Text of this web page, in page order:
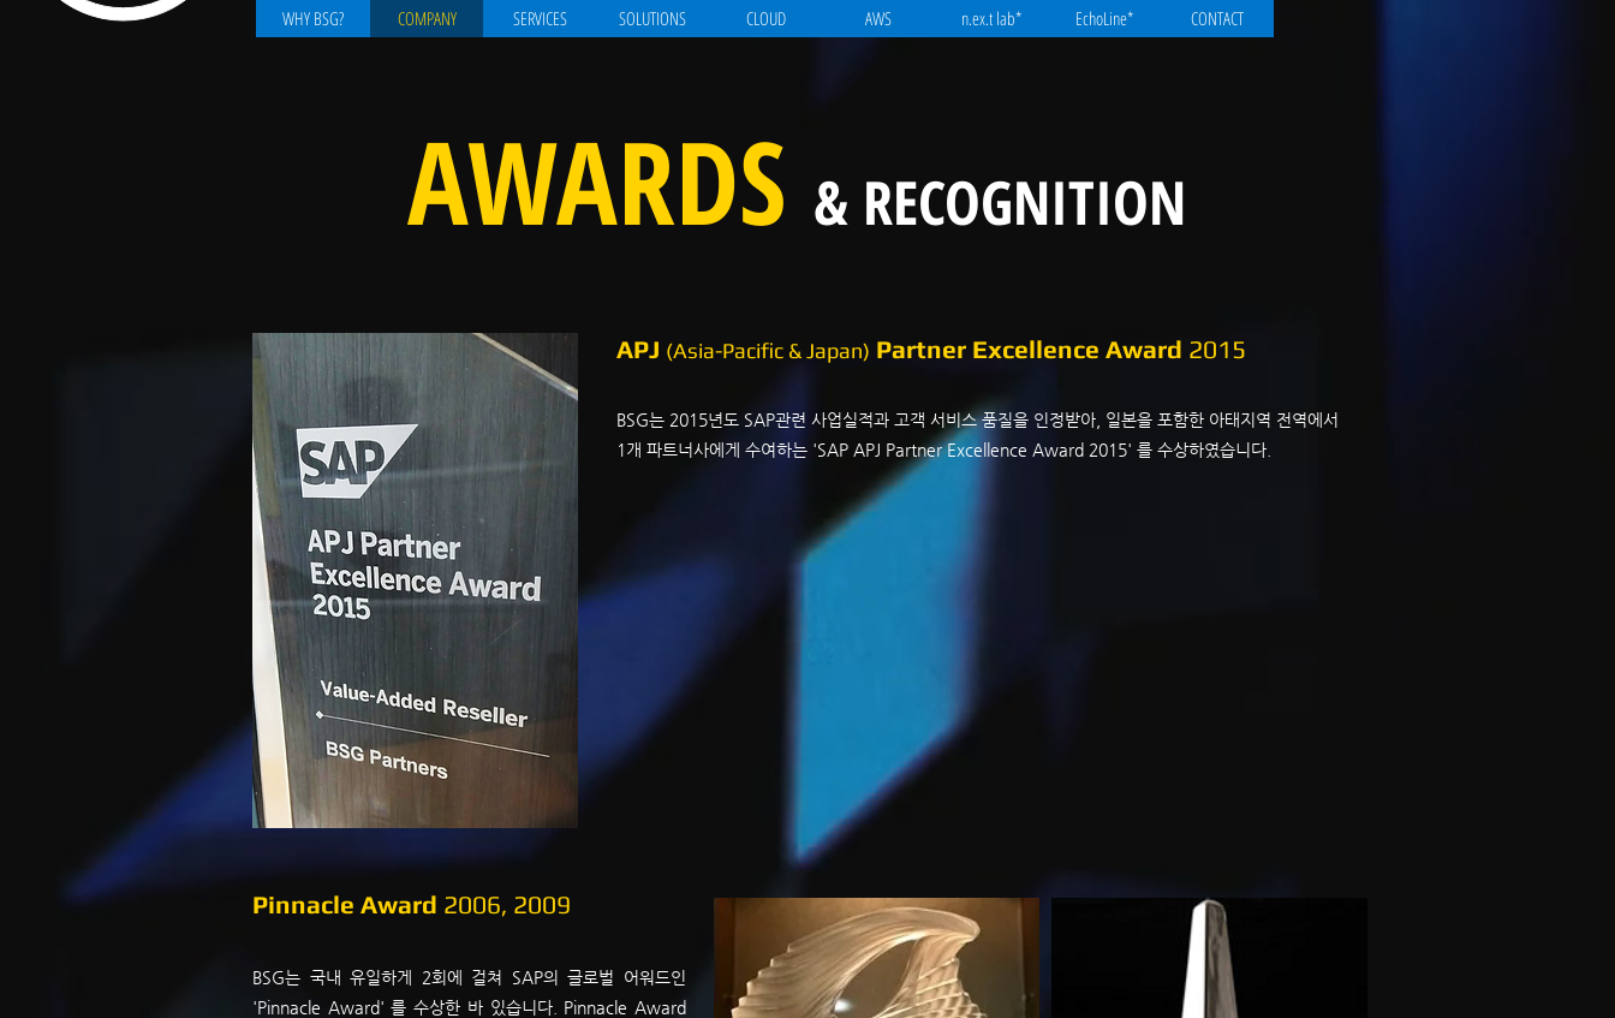
WHY BSG? COMPANY SERVICES SOLUTIONS CLOUD AWS n.ex.t lab* EchoLine* CONTACT
AWARDS & RECOGNITION
APJ (Asia-Pacific & Japan) Partner Excellence Award 2015
BSG는 2015년도 SAP관련 사업실적과 고객 서비스 품질을 인정받아, 일본을 포함한 아태지역 전역에서
1개 파트너사에게 수여하는 'SAP APJ Partner Excellence Award 2015' 를 수상하였습니다.
Pinnacle Award 2006, 2009
BSG는 국내 유일하게 2회에 걸쳐 SAP의 글로벌 어워드인
'Pinnacle Award' 를 수상한 바 있습니다. Pinnacle Award